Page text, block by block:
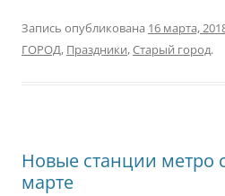
Запись опубликована 16 марта,
ГОРОД, Праздники,Старый город.
Новые станции метро
марте